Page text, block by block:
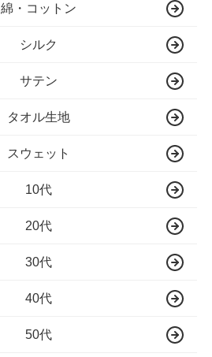
綿・コットン
シルク
サテン
タオル生地
スウェット
10代
20代
30代
40代
50代